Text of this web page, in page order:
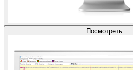
Посмотреть